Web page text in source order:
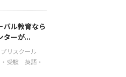
バル教育なら
ターが...
リスクール
受験
英語・